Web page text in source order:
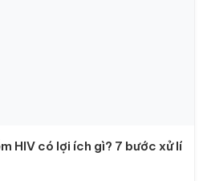
HIV có lợi ích gì? 7 bước xử lí